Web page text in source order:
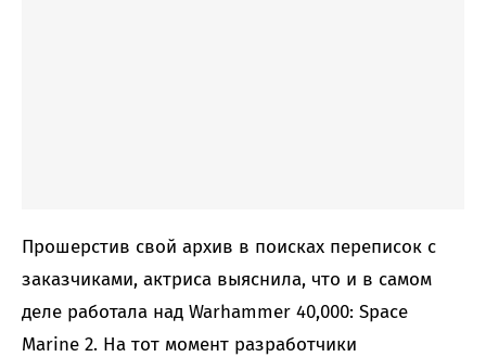
Прошерстив свой архив в поисках переписок с
заказчиками, актриса выяснила, что и в самом
деле работала над Warhammer 40,000: Space
Marine 2. На тот момент разработчики